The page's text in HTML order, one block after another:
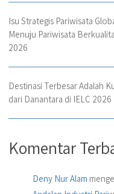
Isu Strategis Pariwisata
Menuju Pariwisata
2026
Destinasi Terbesar Adalah
dari Danantara di IELC 2026
Komentar
Deny Nur Alam